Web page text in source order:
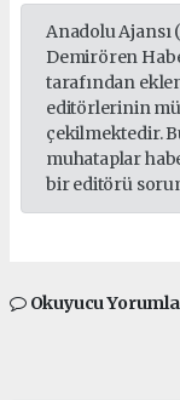
Anadolu Ajansı
Demirören
tarafından
editörlerinin
çekilmektedir.
muhataplar
bir editörü
Okuyucu